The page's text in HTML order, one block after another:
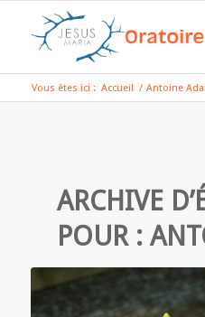
Vous êtes ici : Accueil / Antoine
ARCHIVE
POUR :